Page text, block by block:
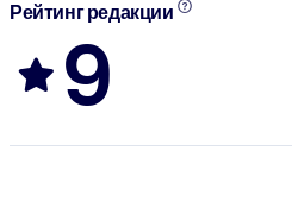
Рейтинг редакции
9